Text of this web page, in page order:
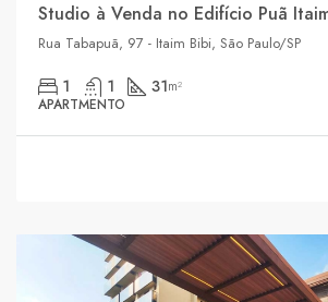
Studio à Venda no Edifício Puã
Rua Tabapuã, 97 - Itaim Bibi, São Paulo/SP
1 1 31m²
APARTMENTO